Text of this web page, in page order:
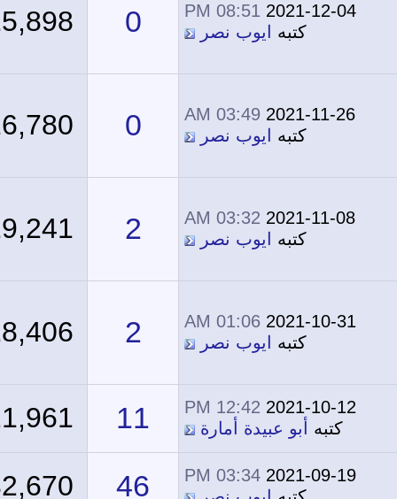
2021-12-04
08:51 PM
كتبهايوب نصر 15,898
2021-11-26
03:49 AM
كتبهايوب نصر 16,780
2021-11-08
03:32 AM
كتبهايوب نصر 19,241
2021-10-31
01:06 AM
كتبهايوب نصر 18,406
2021-10-12
12:42 PM
كتبهأبو عبيدة أمارة 11
21,961
2021-09-19
03:34 PM
46
32,670